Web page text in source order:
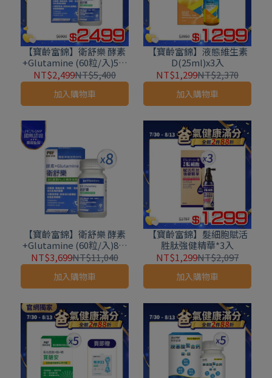
【寶齡富錦】衛舒樂 酵素
+Glutamine (60粒/入)5入
組
NT$2,499NT$5,400
加入購物車
【寶齡富錦】液態維生素
D(25ml)x3入
NT$1,299NT$2,370
加入購物車
【寶齡富錦】衛舒樂 酵素
+Glutamine (60粒/入)8入
組
NT$3,699NT$11,040
加入購物車
【寶齡富錦】髮細胞賦活
胜肽強健精華*3入
NT$1,299NT$2,097
加入購物車